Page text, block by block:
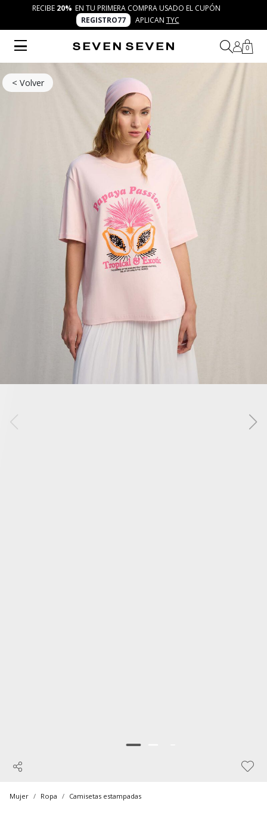
RECIBE 20% EN TU PRIMERA COMPRA USADO EL CUPÓN
REGISTRO77
APLICAN TYC
0
< Volver
Mujer Ropa Camisetas estampadas